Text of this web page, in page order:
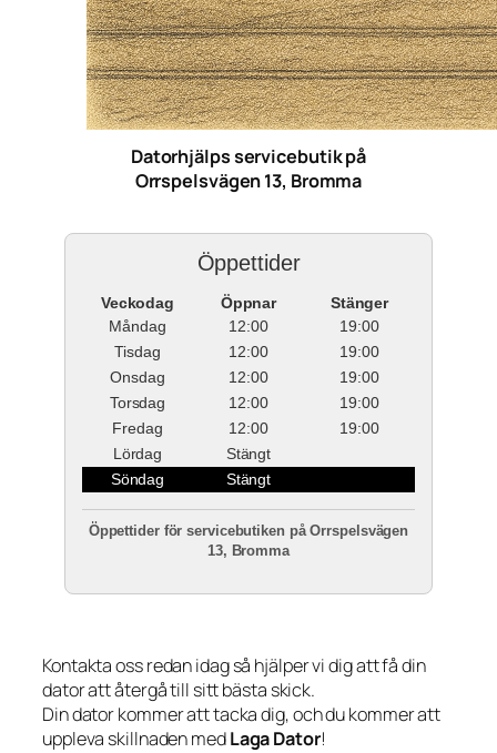
Datorhjälps servicebutik på
Orrspelsvägen 13, Bromma
Öppettider
Veckodag Öppnar
Stänger
Måndag
12:00
19:00
Tisdag
12:00
19:00
Onsdag
12:00
19:00
Torsdag
12:00
19:00
Fredag
12:00
19:00
Lördag
Stängt
Söndag
Stängt
Öppettider för servicebutiken på Orrspelsvägen
13, Bromma
Kontakta oss redan idag så hjälper vi dig att få din
dator att återgå till sitt bästa skick.
Din dator kommer att tacka dig, och du kommer att
uppleva skillnaden medLaga Dator!